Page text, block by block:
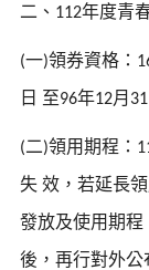
二、 112年度青
(一)領券資格：
日 至96年12月 31
(二)領用期程：
失 效，若延長
發放及使用期
後，再行對外公